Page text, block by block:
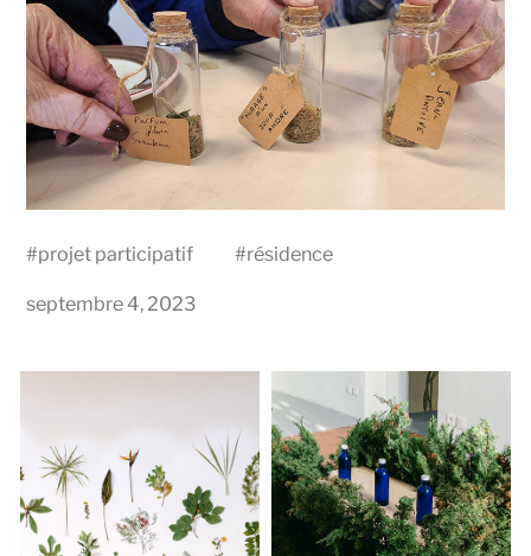
#projet participatif #résidence
septembre 4, 2023